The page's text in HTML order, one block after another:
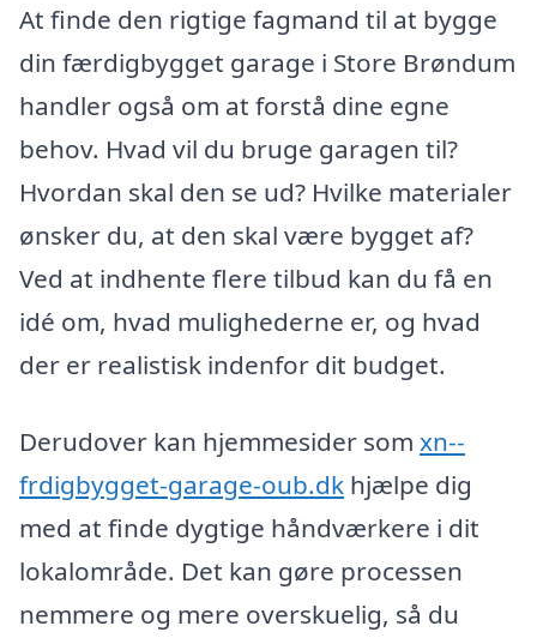
At finde den rigtige fagmand til at bygge
din færdigbygget garage i Store Brøndum
handler også om at forstå dine egne
behov. Hvad vil du bruge garagen til?
Hvordan skal den se ud? Hvilke materialer
ønsker du, at den skal være bygget af?
Ved at indhente flere tilbud kan du få en
idé om, hvad mulighederne er, og hvad
der er realistisk indenfor dit budget.
Derudover kan hjemmesider som xn--
frdigbygget-garage-oub.dk hjælpe dig
med at finde dygtige håndværkere i dit
lokalområde. Det kan gøre processen
nemmere og mere overskuelig, så du